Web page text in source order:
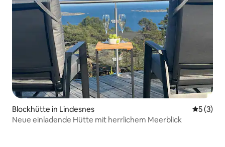
Blockhütte in Lindesnes
5 (3)
Neue einladende Hütte mit herrlichem Meerblick